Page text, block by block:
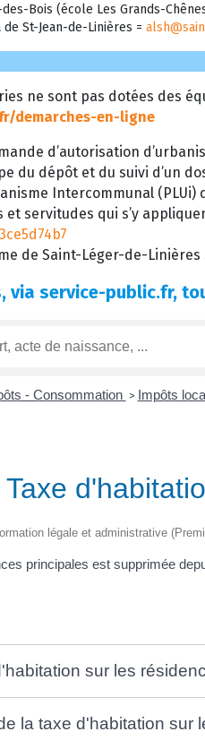
Bois (école Les Grands-
St-Jean-de-Linières =
ne sont pas dotées des
demarches-en-ligne
d’autorisation
du dépôt et du suivi d’un
Intercommunal
servitudes qui s’y
de Saint-Léger-de-
via service-public.fr,
- Consommation > Impôts
Taxe
légale et administrative
principales est supprimée
sur les
la taxe d'habitation sur